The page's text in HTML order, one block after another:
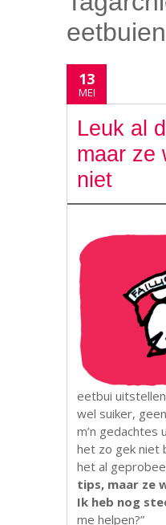
eetbuien
13
MEI
Leuk al
maar ze
niet
eetbui
wel suiker,
m’n gedachtes
het zo gek niet
het al
tips, maar ze
Ik heb nog
me helpen?”